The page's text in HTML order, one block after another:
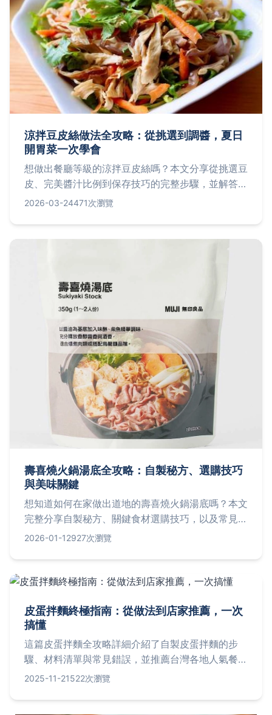
涼拌豆皮絲做法全攻略：從挑選到調醬，夏日
開胃菜一次學會
想做出餐廳等級的涼拌豆皮絲嗎？本文分享從挑選豆
皮、完美醬汁比例到保存技巧的完整步驟，並解答新
手常見疑問，讓你輕鬆端出開胃又下飯的夏日涼拌
2026-03-24471次瀏覽
壽喜燒火鍋湯底全攻略：自製秘方、選購技巧
與美味關鍵
想知道如何在家做出道地的壽喜燒火鍋湯底嗎？本文
完整分享自製秘方、關鍵食材選購技巧，以及常見問
題解答，從歷史文化到實作步驟，讓你輕鬆享受日式
2026-01-12927次瀏覽
皮蛋拌麵終極指南：從做法到店家推薦，一次
搞懂
這篇皮蛋拌麵全攻略詳細介紹了自製皮蛋拌麵的步
驟、材料清單與常見錯誤，並推薦台灣各地人氣餐
廳，包括地址、價格與營業時間。還包含常見問題解
2025-11-21522次瀏覽